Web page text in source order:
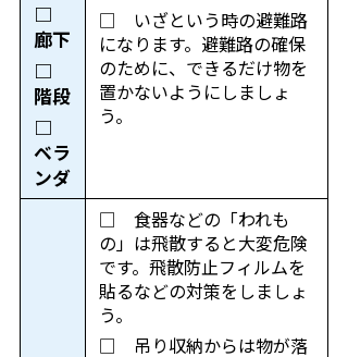
□
廊下
□
階段
□
ベラ
ンダ
□ いざという時の避難路
になります。避難路の確保
のために、できるだけ物を
置かないようにしましょ
う。
□ 食器などの「われも
の」は飛散すると大変危険
です。飛散防止フィルムを
貼るなどの対策をしましょ
う。
□ 吊り収納からは物が落